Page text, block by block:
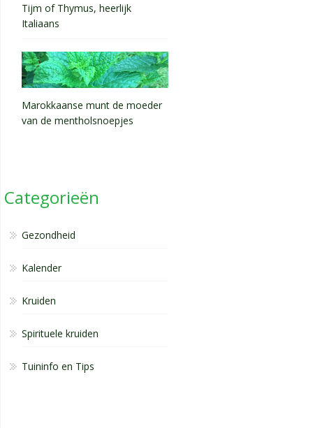
Tijm of Thymus, heerlijk
Italiaans
Marokkaanse munt de moeder
van de mentholsnoepjes
Categorieën
Gezondheid
Kalender
Kruiden
Spirituele kruiden
Tuininfo en Tips